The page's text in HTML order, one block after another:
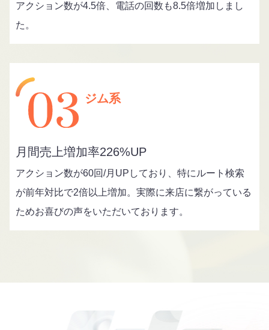
アクション数が4.5倍、電話の回数も8.5倍増加しまし
た。
ジム系
月間売上増加率226%UP
アクション数が60回/月UPしており、特にルート検索
が前年対比で2倍以上増加。実際に来店に繋がっている
ためお喜びの声をいただいております。